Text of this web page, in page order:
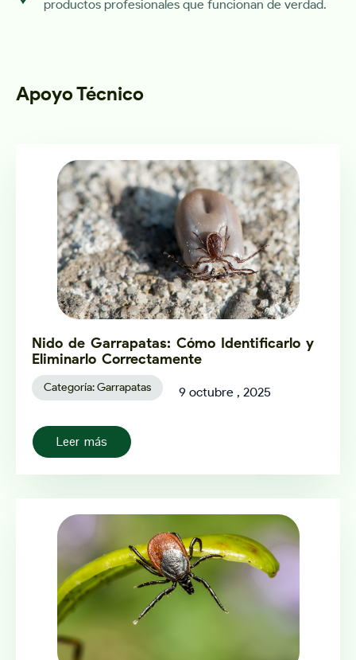
productos profesionales que funcionan de verdad.
Apoyo Técnico
Nido de Garrapatas: Cómo Identificarlo y
Eliminarlo Correctamente
Categoría:Garrapatas 9 octubre , 2025
Leer más